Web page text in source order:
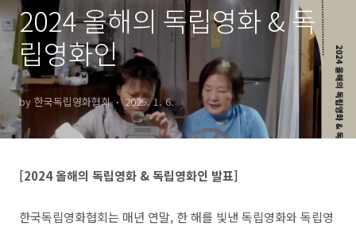
2024 올해의 독립영화 & 독
립영화인
by 한국독립영화협회 2025. 1. 6.
[2024 올해의 독립영화 & 독립영화인 발표]
한국독립영화협회는 매년 연말, 한 해를 빛낸 독립영화와 독립영